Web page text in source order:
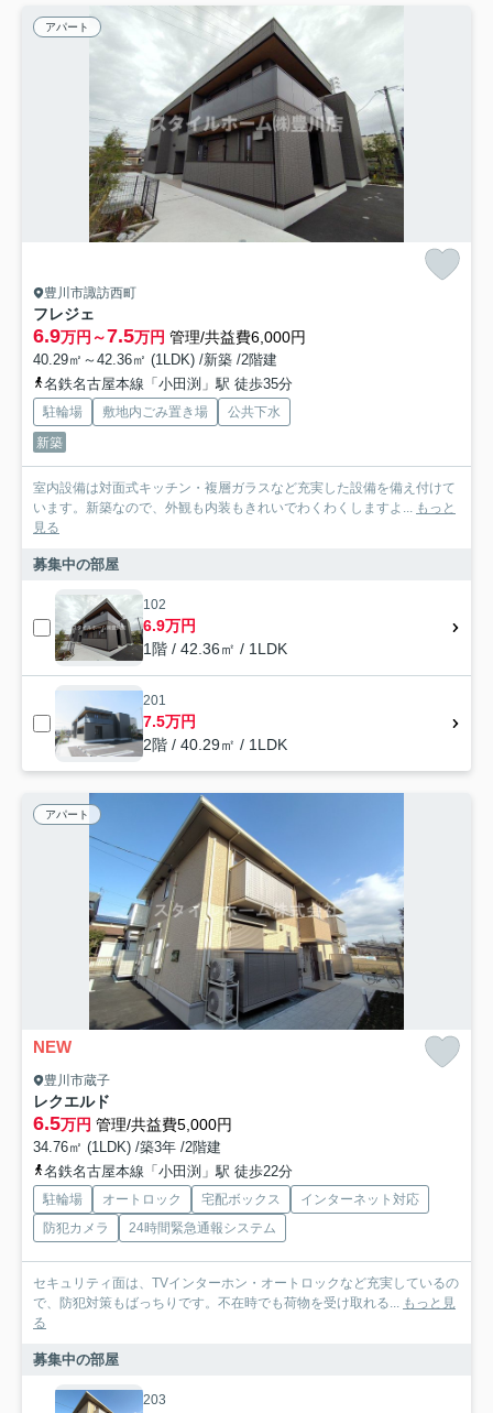
アパート
豊川市諏訪西町
フレジェ
6.9万円～7.5万円 管理/共益費6,000円
40.29㎡～42.36㎡ (1LDK) /新築 /2階建
名鉄名古屋本線「小田渕」駅 徒歩35分
駐輪場 敷地内ごみ置き場
公共下水
新築
室内設備は対面式キッチン・複層ガラスなど充実した設備を備え付けて
います。新築なので、外観も内装もきれいでわくわくしますよ... もっと
見る
募集中の部屋
102
6.9万円
1階 / 42.36㎡ / 1LDK
201
7.5万円
2階 / 40.29㎡ / 1LDK
アパート
NEW
豊川市蔵子
レクエルド
6.5万円 管理/共益費5,000円
34.76㎡ (1LDK) /築3年 /2階建
名鉄名古屋本線「小田渕」駅 徒歩22分
駐輪場 オートロック 宅配ボックス
インターネット対応
防犯カメラ
24時間緊急通報システム
セキュリティ面は、TVインターホン・オートロックなど充実しているの
で、防犯対策もばっちりです。不在時でも荷物を受け取れる... もっと見
る
募集中の部屋
203